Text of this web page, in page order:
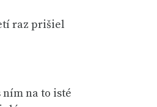
raz prišiel
na to isté